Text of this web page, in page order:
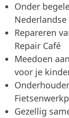
Onder
Repareren
Repair Café
Meedoen
voor je
Gezellig